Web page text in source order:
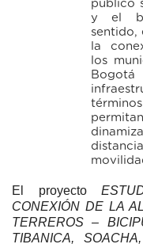
público
y el
sentido,
la
los
El proyecto
CONEXIÓN DE LA
TERREROS –
TIBANICA,